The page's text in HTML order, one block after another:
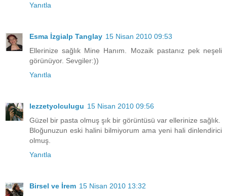
Yanıtla
Esma İzgialp Tanglay 15 Nisan 2010 09:53
Ellerinize sağlık Mine Hanım. Mozaik pastanız pek neşeli
görünüyor. Sevgiler:))
Yanıtla
lezzetyolculugu 15 Nisan 2010 09:56
Güzel bir pasta olmuş şık bir görüntüsü var ellerinize sağlık.
Bloğunuzun eski halini bilmiyorum ama yeni hali dinlendirici
olmuş.
Yanıtla
Birsel ve İrem 15 Nisan 2010 13:32